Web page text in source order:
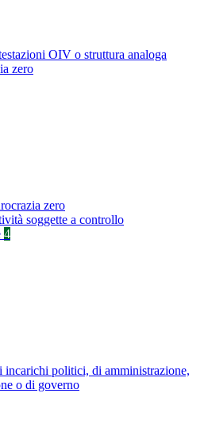
OIV o struttura analoga
zero
zero
soggette a controllo
4
incarichi politici, di amministrazione,
o di governo